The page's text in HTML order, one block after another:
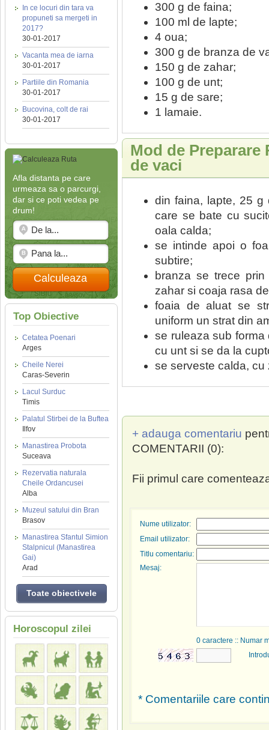
In ce locuri din tara va
propuneti sa mergeti in
2017?
30-01-2017
Vacanta mea de iarna
30-01-2017
Partiile din Romania
30-01-2017
Bucovina, colt de rai
30-01-2017
Afla distanta pe care
urmeaza sa o parcurgi,
dar si ce poti vedea pe
drum!
Calculeaza
Top Obiective
Cetatea Poenari
Arges
Cheile Nerei
Caras-Severin
Lacul Surduc
Timis
Palatul Stirbei de la Buftea
Ilfov
Manastirea Probota
Suceava
Rezervatia naturala
Cheile Ordancusei
Alba
Muzeul satului din Bran
Brasov
Manastirea Sfantul Simion
Stalpnicul (Manastirea
Gai)
Arad
Toate obiectivele
Horoscopul zilei
300 g de faina;
100 ml de lapte;
4 oua;
300 g de branza de
150 g de zahar;
100 g de unt;
15 g de sare;
1 lamaie.
Mod de Preparare
de vaci
din faina, lapte, 25
care se bate cu
oala calda;
se intinde apoi o
subtire;
branza se trece
zahar si coaja rasa
foaia de aluat se
uniform un strat din
se ruleaza sub forma
cu unt si se da la
se serveste calda,
+ adauga comentariu
COMENTARII (0):
Fii primul care
Nume utilizator:
Email utilizator:
Titlu comentariu:
Mesaj:
0 caractere :: Numar
* Comentariile care